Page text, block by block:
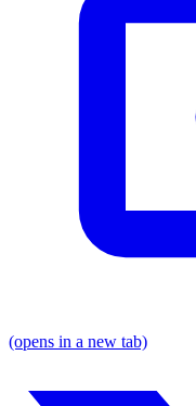
(opens in a new tab)